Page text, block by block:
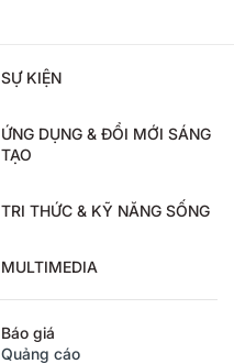
SỰ KIỆN
ỨNG DỤNG & ĐỔI MỚI SÁNG
TẠO
TRI THỨC & KỸ NĂNG SỐNG
MULTIMEDIA
Báo giá
Quảng cáo